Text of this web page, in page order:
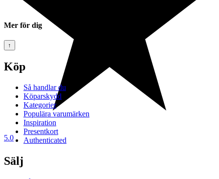
5.0
Mer för dig
↑
Köp
Så handlar du
Köparskydd
Kategorier
Populära varumärken
Inspiration
Presentkort
Authenticated
Sälj